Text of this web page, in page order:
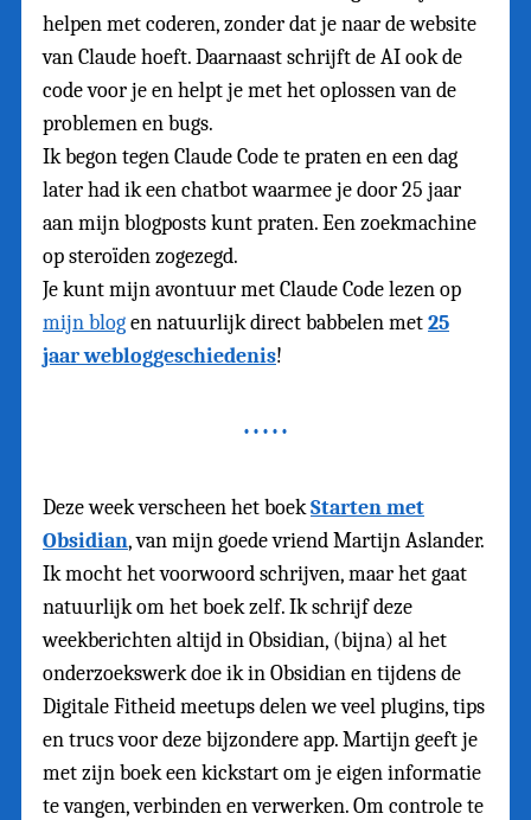
helpen met coderen, zonder dat je naar de website
van Claude hoeft. Daarnaast schrijft de AI ook de
code voor je en helpt je met het oplossen van de
problemen en bugs.
Ik begon tegen Claude Code te praten en een dag
later had ik een chatbot waarmee je door 25 jaar
aan mijn blogposts kunt praten. Een zoekmachine
op steroïden zogezegd.
Je kunt mijn avontuur met Claude Code lezen op
mijn blogen natuurlijk direct babbelen met25
jaar webloggeschiedenis!
Deze week verscheen het boekStarten met
Obsidian, van mijn goede vriend Martijn Aslander.
Ik mocht het voorwoord schrijven, maar het gaat
natuurlijk om het boek zelf. Ik schrijf deze
weekberichten altijd in Obsidian, (bijna) al het
onderzoekswerk doe ik in Obsidian en tijdens de
Digitale Fitheid meetups delen we veel plugins, tips
en trucs voor deze bijzondere app. Martijn geeft je
met zijn boek een kickstart om je eigen informatie
te vangen, verbinden en verwerken. Om controle te